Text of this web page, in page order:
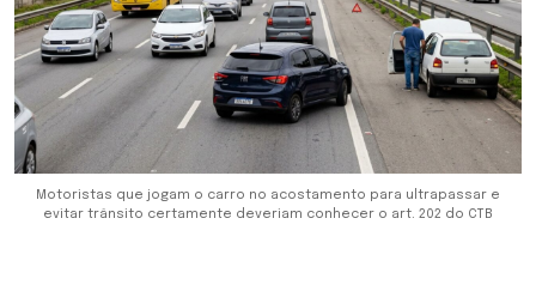
Motoristas que jogam o carro no acostamento para ultrapassar e
evitar trânsito certamente deveriam conhecer o art. 202 do CTB